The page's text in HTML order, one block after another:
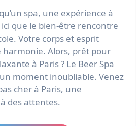
spa, une expérience à
ici que le bien-être rencontre
Votre corps et esprit
Alors, prêt pour
à Paris ? Le Beer Spa
moment inoubliable. Venez
cher à Paris, une
des attentes.